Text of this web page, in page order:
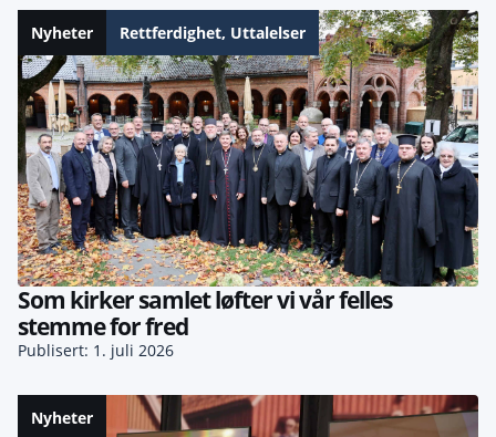
Nyheter Rettferdighet, Uttalelser
Som kirker samlet løfter vi vår felles
stemme for fred
Publisert: 1. juli 2026
Nyheter